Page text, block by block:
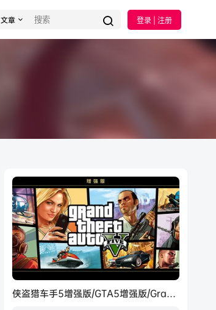
文章 登录 | 注册
侠盗猎车手5增强版/GTA5增强版/Grand